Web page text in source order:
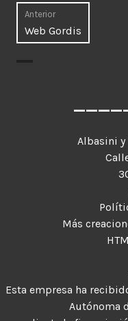
Navegación
de
Anterior
Entrada
anterior:
Web Gordis
Albasini y
Más
Esta empresa ha
Autónoma